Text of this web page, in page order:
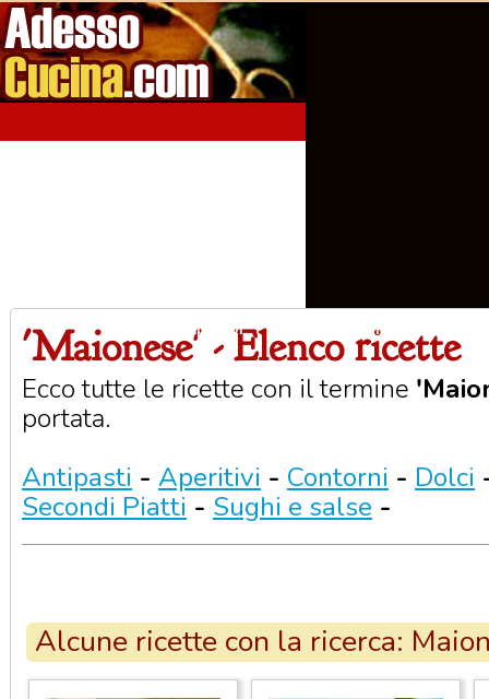
Aperitivi Primi Piatti
'Maionese' - Elenco ricette
Ecco tutte le ricette con il termine
portata.
Antipasti - Aperitivi - Contorni - Dolci
Secondi Piatti - Sughi e salse -
Alcune ricette con la ricerca: